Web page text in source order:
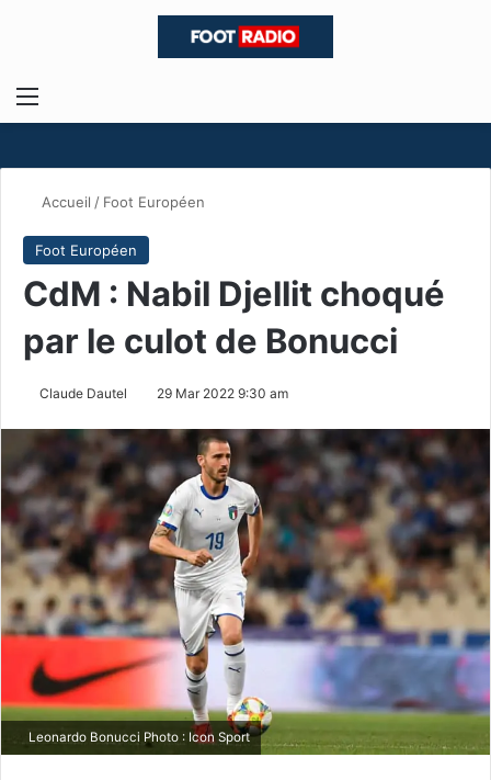
Menu
Accueil / Foot Européen
Foot Européen
CdM : Nabil Djellit choqué
par le culot de Bonucci
Claude Dautel 29 Mar 2022 9:30 am
Leonardo Bonucci Photo : Icon Sport